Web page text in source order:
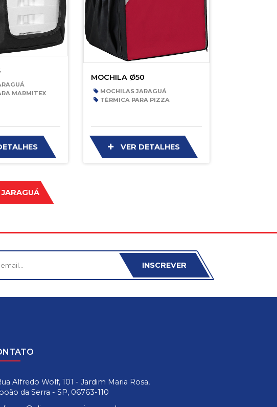
MARMITEX
MOCHILA Ø50
MOCHILAS JARAGUÁ
TÉRMICA PARA PIZZA
VER DETALHES
INSCREVER
Alfredo Wolf, 101 - Jardim Maria Rosa,
da Serra - SP, 06763-110